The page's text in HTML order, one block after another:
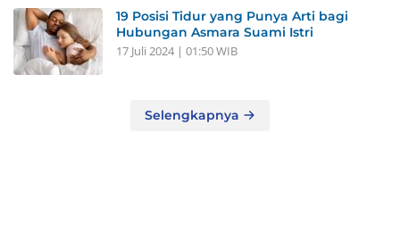
19 Posisi Tidur yang Punya Arti bagi
Hubungan Asmara Suami Istri
17 Juli 2024 | 01:50 WIB
Selengkapnya